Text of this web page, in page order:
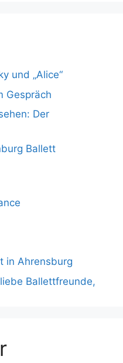
und „Alice“
Gespräch
Der
Ballett
in Ahrensburg
Ballettfreunde,